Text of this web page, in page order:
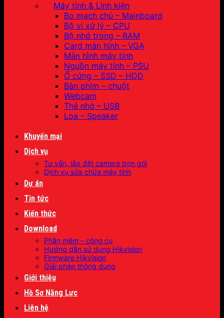
Máy tính & Linh kiện
Bo mạch chủ – Mainboard
Bộ vi xử lý – CPU
Bộ nhớ trong – RAM
Card màn hình – VGA
Màn hình máy tính
Nguồn máy tính – PSU
Ổ cứng – SSD – HDD
Bàn phím – chuột
Webcam
Thẻ nhớ – USB
Loa – Speaker
Khuyến mại
Dịch vụ
Tư vấn, lắp đặt camera trọn gói
Dịch vụ sửa chữa máy tính
Dự án
Tin tức
Kiến thức
Download
Phần mềm – công cụ
Hướng dẫn sử dụng Hikvision
Firmware Hikvision
Giải pháp thông dụng
Giới thiệu
Hồ Sơ Năng Lực
Liên hệ